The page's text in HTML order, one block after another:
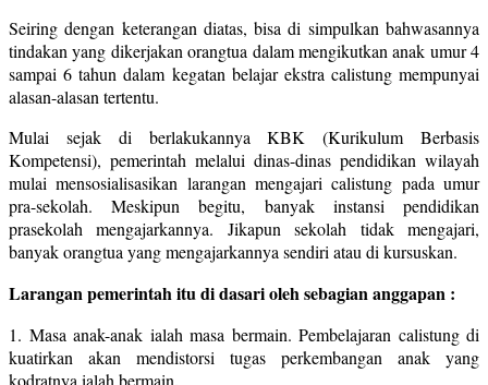
Seiring dengan keterangan diatas, bisa di simpulkan bahwasannya
tindakan yang dikerjakan orangtua dalam mengikutkan anak umur 4
sampai 6 tahun dalam kegatan belajar ekstra calistung mempunyai
alasan-alasan tertentu.
Mulai sejak di berlakukannya KBK (Kurikulum Berbasis
Kompetensi), pemerintah melalui dinas-dinas pendidikan wilayah
mulai mensosialisasikan larangan mengajari calistung pada umur
pra-sekolah. Meskipun begitu, banyak instansi pendidikan
prasekolah mengajarkannya. Jikapun sekolah tidak mengajari,
banyak orangtua yang mengajarkannya sendiri atau di kursuskan.
Larangan pemerintah itu di dasari oleh sebagian anggapan :
1. Masa anak-anak ialah masa bermain. Pembelajaran calistung di
kuatirkan akan mendistorsi tugas perkembangan anak yang
kodratnya ialah bermain.